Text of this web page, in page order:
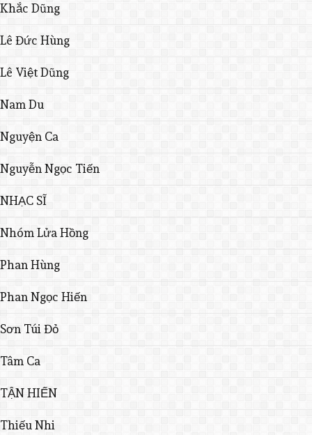
Khắc Dũng
Lê Đức Hùng
Lê Việt Dũng
Nam Du
Nguyện Ca
Nguyễn Ngọc Tiến
NHẠC SĨ
Nhóm Lửa Hồng
Phan Hùng
Phan Ngọc Hiến
Sơn Túi Đỏ
Tâm Ca
TẬN HIẾN
Thiếu Nhi